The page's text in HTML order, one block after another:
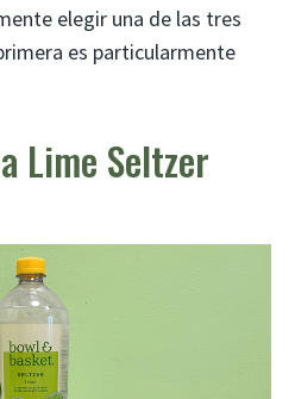
elegir una de las tres
es particularmente
Lime Seltzer